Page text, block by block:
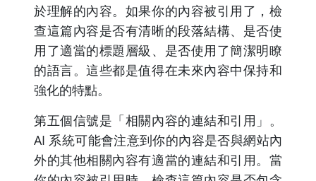
於理解的內容。如果你的內容被引用了，檢
查這篇內容是否有清晰的段落結構、是否使
用了適當的標題層級、是否使用了簡潔明瞭
的語言。這些都是值得在未來內容中保持和
強化的特點。
第五個信號是「相關內容的連結和引用」。
AI 系統可能會注意到你的內容是否與網站內
外的其他相關內容有適當的連結和引用。當